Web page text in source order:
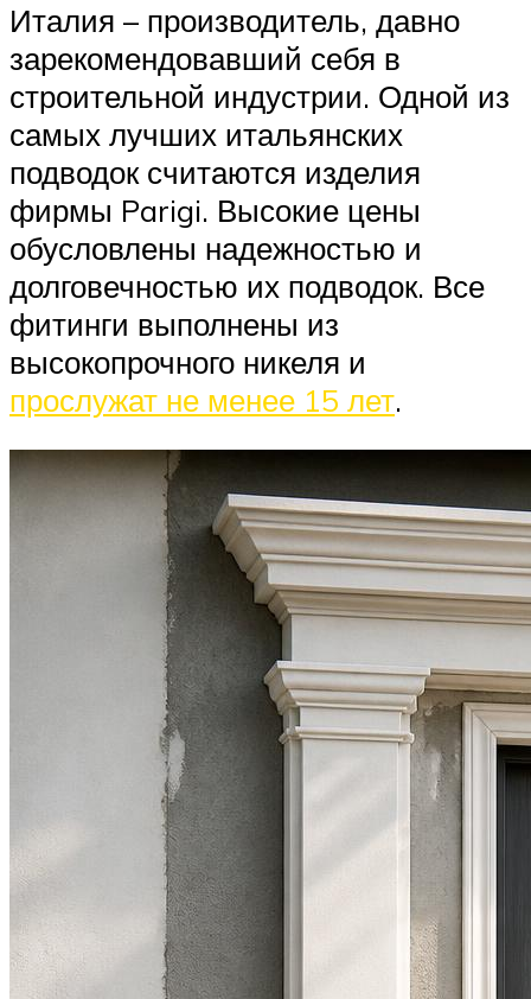
Италия – производитель, давно
зарекомендовавший себя в
строительной индустрии. Одной из
самых лучших итальянских
подводок считаются изделия
фирмы Parigi. Высокие цены
обусловлены надежностью и
долговечностью их подводок. Все
фитинги выполнены из
высокопрочного никеля и
прослужат не менее 15 лет.